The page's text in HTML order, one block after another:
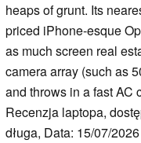
heaps of grunt. Its
priced iPhone-esque
as much screen real
camera array (such as
and throws in a fast AC
Recenzja laptopa,
długa, Data: 15/07/2026